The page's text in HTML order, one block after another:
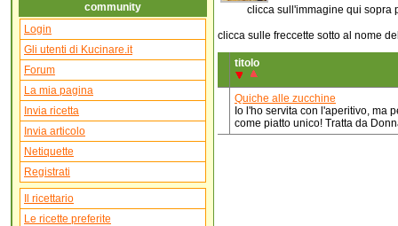
community
Login
Gli utenti di Kucinare.it
Forum
La mia pagina
Invia ricetta
Invia articolo
Netiquette
Registrati
Il ricettario
Le ricette preferite
clicca sull'immagine qui sopra
clicca sulle freccette sotto al nome
titolo
Quiche alle zucchine
Io l'ho servita con l'aperitivo, ma
come piatto unico! Tratta da